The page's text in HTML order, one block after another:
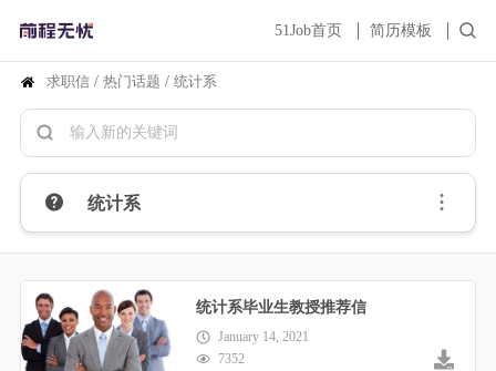
51Job首页 简历模板
求职信 / 热门话题 / 统计系
统计系
统计系毕业生教授推荐信
January 14, 2021
7352